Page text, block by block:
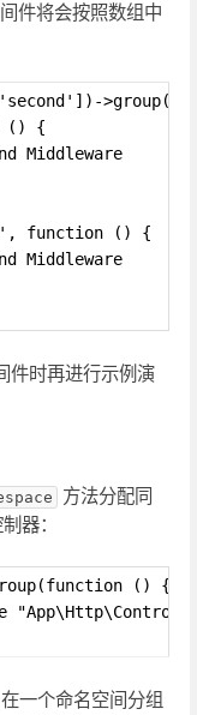
件将会按照数组中
() {
Middleware
function () {
Middleware
件时再进行示例演
方法分配同
器：
() {
在一个命名空间分组